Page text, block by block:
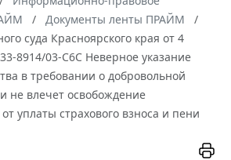
Документы ленты ПРАЙМ
суда Красноярского края от 4
8914/03-С6С Неверное указание
в требовании о добровольной
не влечет освобождение
уплаты страхового взноса и пени